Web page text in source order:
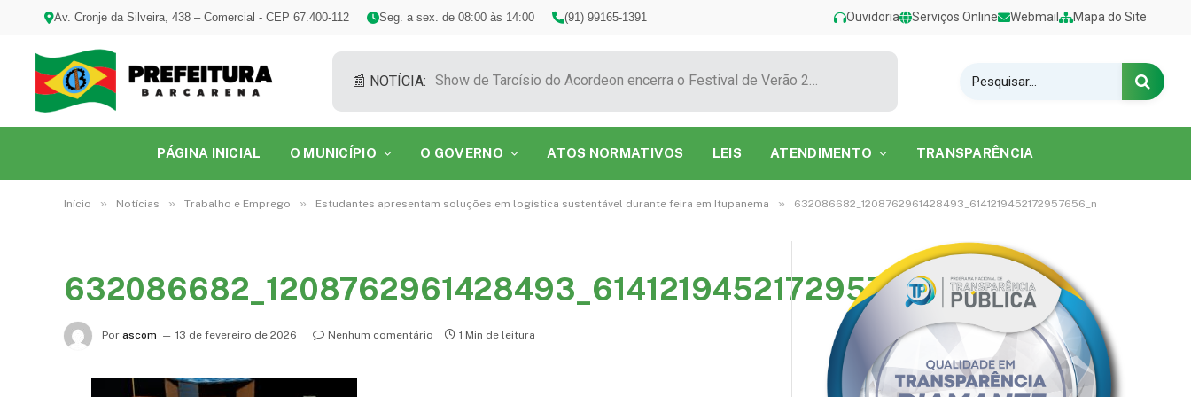
Av. Cronje da Silveira, 438 – Comercial - CEP 67.400-112 Seg. a sex. de 08:00 às 14:00 (91) 99165-1391 Ouvidoria Serviços Online Webmail Mapa do Site
📰 NOTÍCIA: Show de Tarcísio do Acordeon encerra o Festival de Verão 2026 na Praia do Caripi
PÁGINA INICIAL O MUNICÍPIO O GOVERNO ATOS NORMATIVOS LEIS ATENDIMENTO TRANSPARÊNCIA
Início » Notícias » Trabalho e Emprego » Estudantes apresentam soluções em logística sustentável durante feira em Itupanema » 632086682_1208762961428493_6141219452172957656_n
632086682_1208762961428493_6141219452172957656_n
Por ascom 13 de fevereiro de 2026 Nenhum comentário 1 Min de leitura